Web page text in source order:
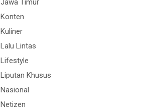
Jawa Timur
Konten
Kuliner
Lalu Lintas
Lifestyle
Liputan Khusus
Nasional
Netizen